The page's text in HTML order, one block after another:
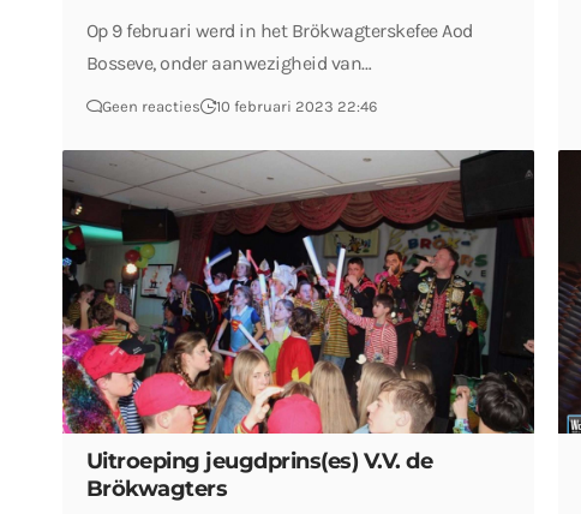
Op 9 februari werd in het Brökwagterskefee Aod
Bosseve, onder aanwezigheid van…
Geen reacties 10 februari 2023 22:46
Uitroeping jeugdprins(es) V.V. de
Brökwagters